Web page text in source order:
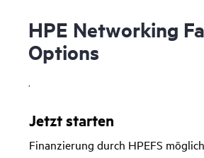
HPE Networking
Options
.
Jetzt starten
Finanzierung durch HPEFS möglich